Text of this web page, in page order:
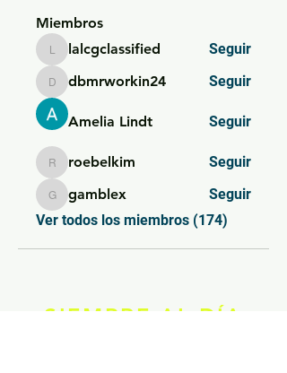
Miembros
lalcgclassified
lalcgclassified Seguir
dbmrworkin24
dbmrworkin24 Seguir
Amelia Lindt Seguir
roebelkim
roebelkim Seguir
gamblex
gamblex
Seguir
Ver todos los miembros (174)
SIEMPRE AL DÍA